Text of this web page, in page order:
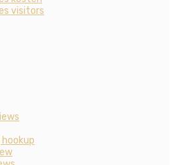
visitors